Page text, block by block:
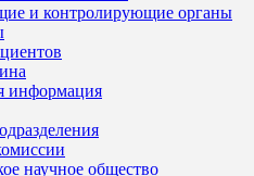
и контролирующие органы
информация
научное общество